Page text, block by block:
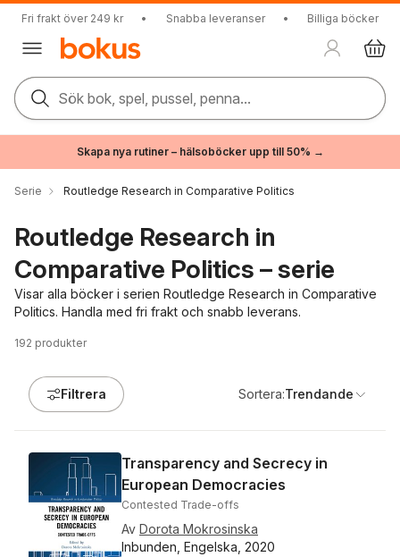
Fri frakt över 249 kr • Snabba leveranser • Billiga böcker
Sök bok, spel, pussel, penna...
Skapa nya rutiner – hälsoböcker upp till 50% →
Serie Routledge Research in Comparative Politics
Routledge Research in
Comparative Politics – serie
Visar alla böcker i serien Routledge Research in Comparative
Politics. Handla med fri frakt och snabb leverans.
192 produkter
Filtrera Sortera:Trendande
Transparency and Secrecy in
European Democracies
Contested Trade-offs
Av Dorota Mokrosinska
Inbunden, Engelska, 2020